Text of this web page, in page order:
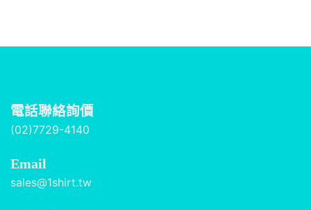
電話聯絡詢價
(02)7729-4140
Email
sales@1shirt.tw